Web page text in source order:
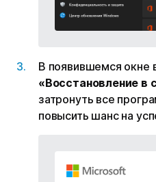
В появившемся окне
«Восстановление в
затронуть все
повысить шанс на